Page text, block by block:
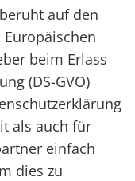
auf den
beim Erlass
(DS-GVO)
als auch für
einfach
dies zu